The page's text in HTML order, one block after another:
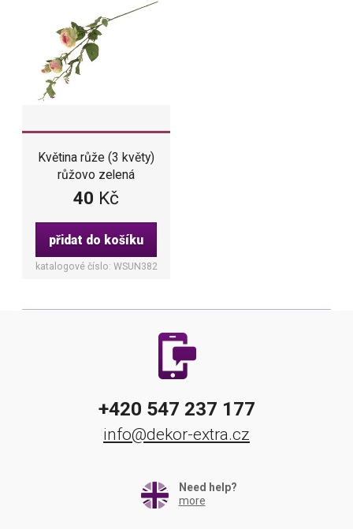
Květina růže (3 květy)
růžovo zelená
40 Kč
přidat do košíku
katalogové číslo: WSUN382
+420 547 237 177
info@dekor-extra.cz
Need help?
more